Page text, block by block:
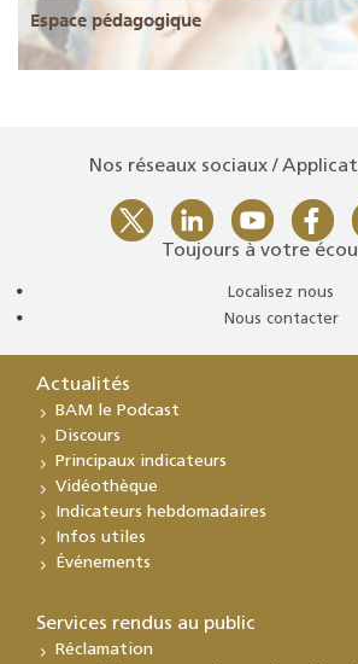
Espace pédagogique
Nos réseaux sociaux /
Toujours à votre
Localisez nous
Nous contacter
Actualités
BAM le Podcast
Discours
Principaux indicateurs
Vidéothèque
Indicateurs hebdomadaires
Infos utiles
Événements
Services rendus au public
Réclamation